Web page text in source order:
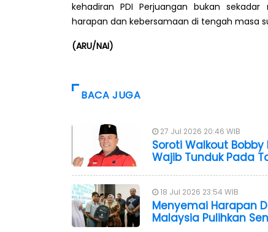
kehadiran PDI Perjuangan bukan
harapan dan kebersamaan di tengah masa
(ARU/NAI)
BACA JUGA
27 Jul 2026 20:46 WIB
Soroti Walkout
Wajib Tunduk Pada
18 Jul 2026 23:54 WIB
Menyemai Harapan
Malaysia Pulihkan